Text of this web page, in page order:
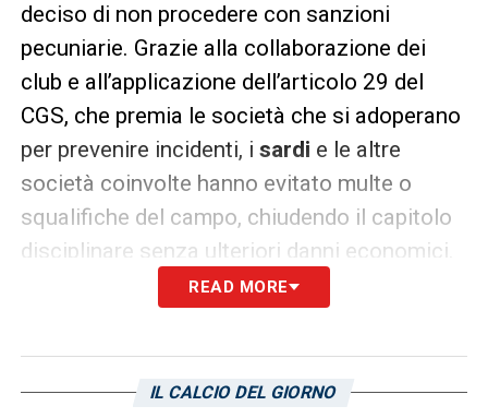
deciso di non procedere con sanzioni
pecuniarie. Grazie alla collaborazione dei
club e all’applicazione dell’articolo 29 del
CGS, che premia le società che si adoperano
per prevenire incidenti, i sardi e le altre
società coinvolte hanno evitato multe o
squalifiche del campo, chiudendo il capitolo
disciplinare senza ulteriori danni economici.
LEGGI ANCHE:Cagliari Pisa, la sedicesima
READ MORE
IL CALCIO DEL GIORNO